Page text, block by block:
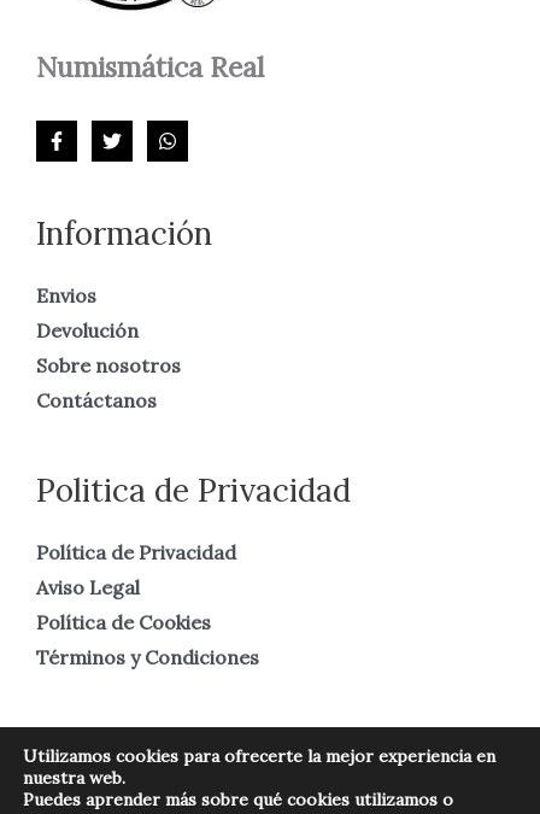
NumismáticaReal
Información
Envios
Devolución
Sobre nosotros
Contáctanos
Politica de Privacidad
Política de Privacidad
Aviso Legal
Política de Cookies
Términos y Condiciones
Copyright © 2026 Numismática Real
Utilizamos cookies para ofrecerte la mejor experiencia en
nuestra web.
Puedes aprender más sobre qué cookies utilizamos o